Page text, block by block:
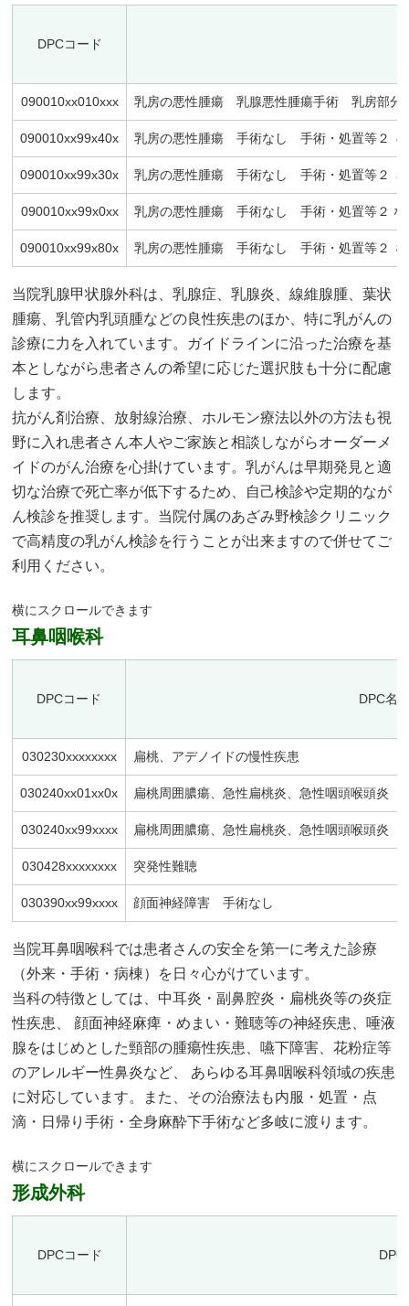
DPCコード
090010xx010xxx 乳房の悪性腫瘍 乳腺悪性腫瘍手術 乳房部分
090010xx99x40x 乳房の悪性腫瘍 手術なし 手術・処置等２
090010xx99x30x 乳房の悪性腫瘍 手術なし 手術・処置等２
090010xx99x0xx 乳房の悪性腫瘍 手術なし 手術・処置等２ な
090010xx99x80x 乳房の悪性腫瘍 手術なし 手術・処置等２
当院乳腺甲状腺外科は、乳腺症、乳腺炎、線維腺腫、葉状
腫瘍、乳管内乳頭腫などの良性疾患のほか、特に乳がんの
診療に力を入れています。ガイドラインに沿った治療を基
本としながら患者さんの希望に応じた選択肢も十分に配慮
します。
抗がん剤治療、放射線治療、ホルモン療法以外の方法も視
野に入れ患者さん本人やご家族と相談しながらオーダーメ
イドのがん治療を心掛けています。乳がんは早期発見と適
切な治療で死亡率が低下するため、自己検診や定期的なが
ん検診を推奨します。当院付属のあざみ野検診クリニック
で高精度の乳がん検診を行うことが出来ますので併せてご
利用ください。
耳鼻咽喉科
DPCコード DPC名
030230xxxxxxxx 扁桃、アデノイドの慢性疾患
030240xx01xx0x 扁桃周囲膿瘍、急性扁桃炎、急性咽頭喉頭炎
030240xx99xxxx 扁桃周囲膿瘍、急性扁桃炎、急性咽頭喉頭炎
030428xxxxxxxx 突発性難聴
030390xx99xxxx 顔面神経障害 手術なし
当院耳鼻咽喉科では患者さんの安全を第一に考えた診療
（外来・手術・病棟）を日々心がけています。
当科の特徴としては、中耳炎・副鼻腔炎・扁桃炎等の炎症
性疾患、 顔面神経麻痺・めまい・難聴等の神経疾患、唾液
腺をはじめとした頸部の腫瘍性疾患、嚥下障害、花粉症等
のアレルギー性鼻炎など、 あらゆる耳鼻咽喉科領域の疾患
に対応しています。また、その治療法も内服・処置・点
滴・日帰り手術・全身麻酔下手術など多岐に渡ります。
形成外科
DPCコード DPC